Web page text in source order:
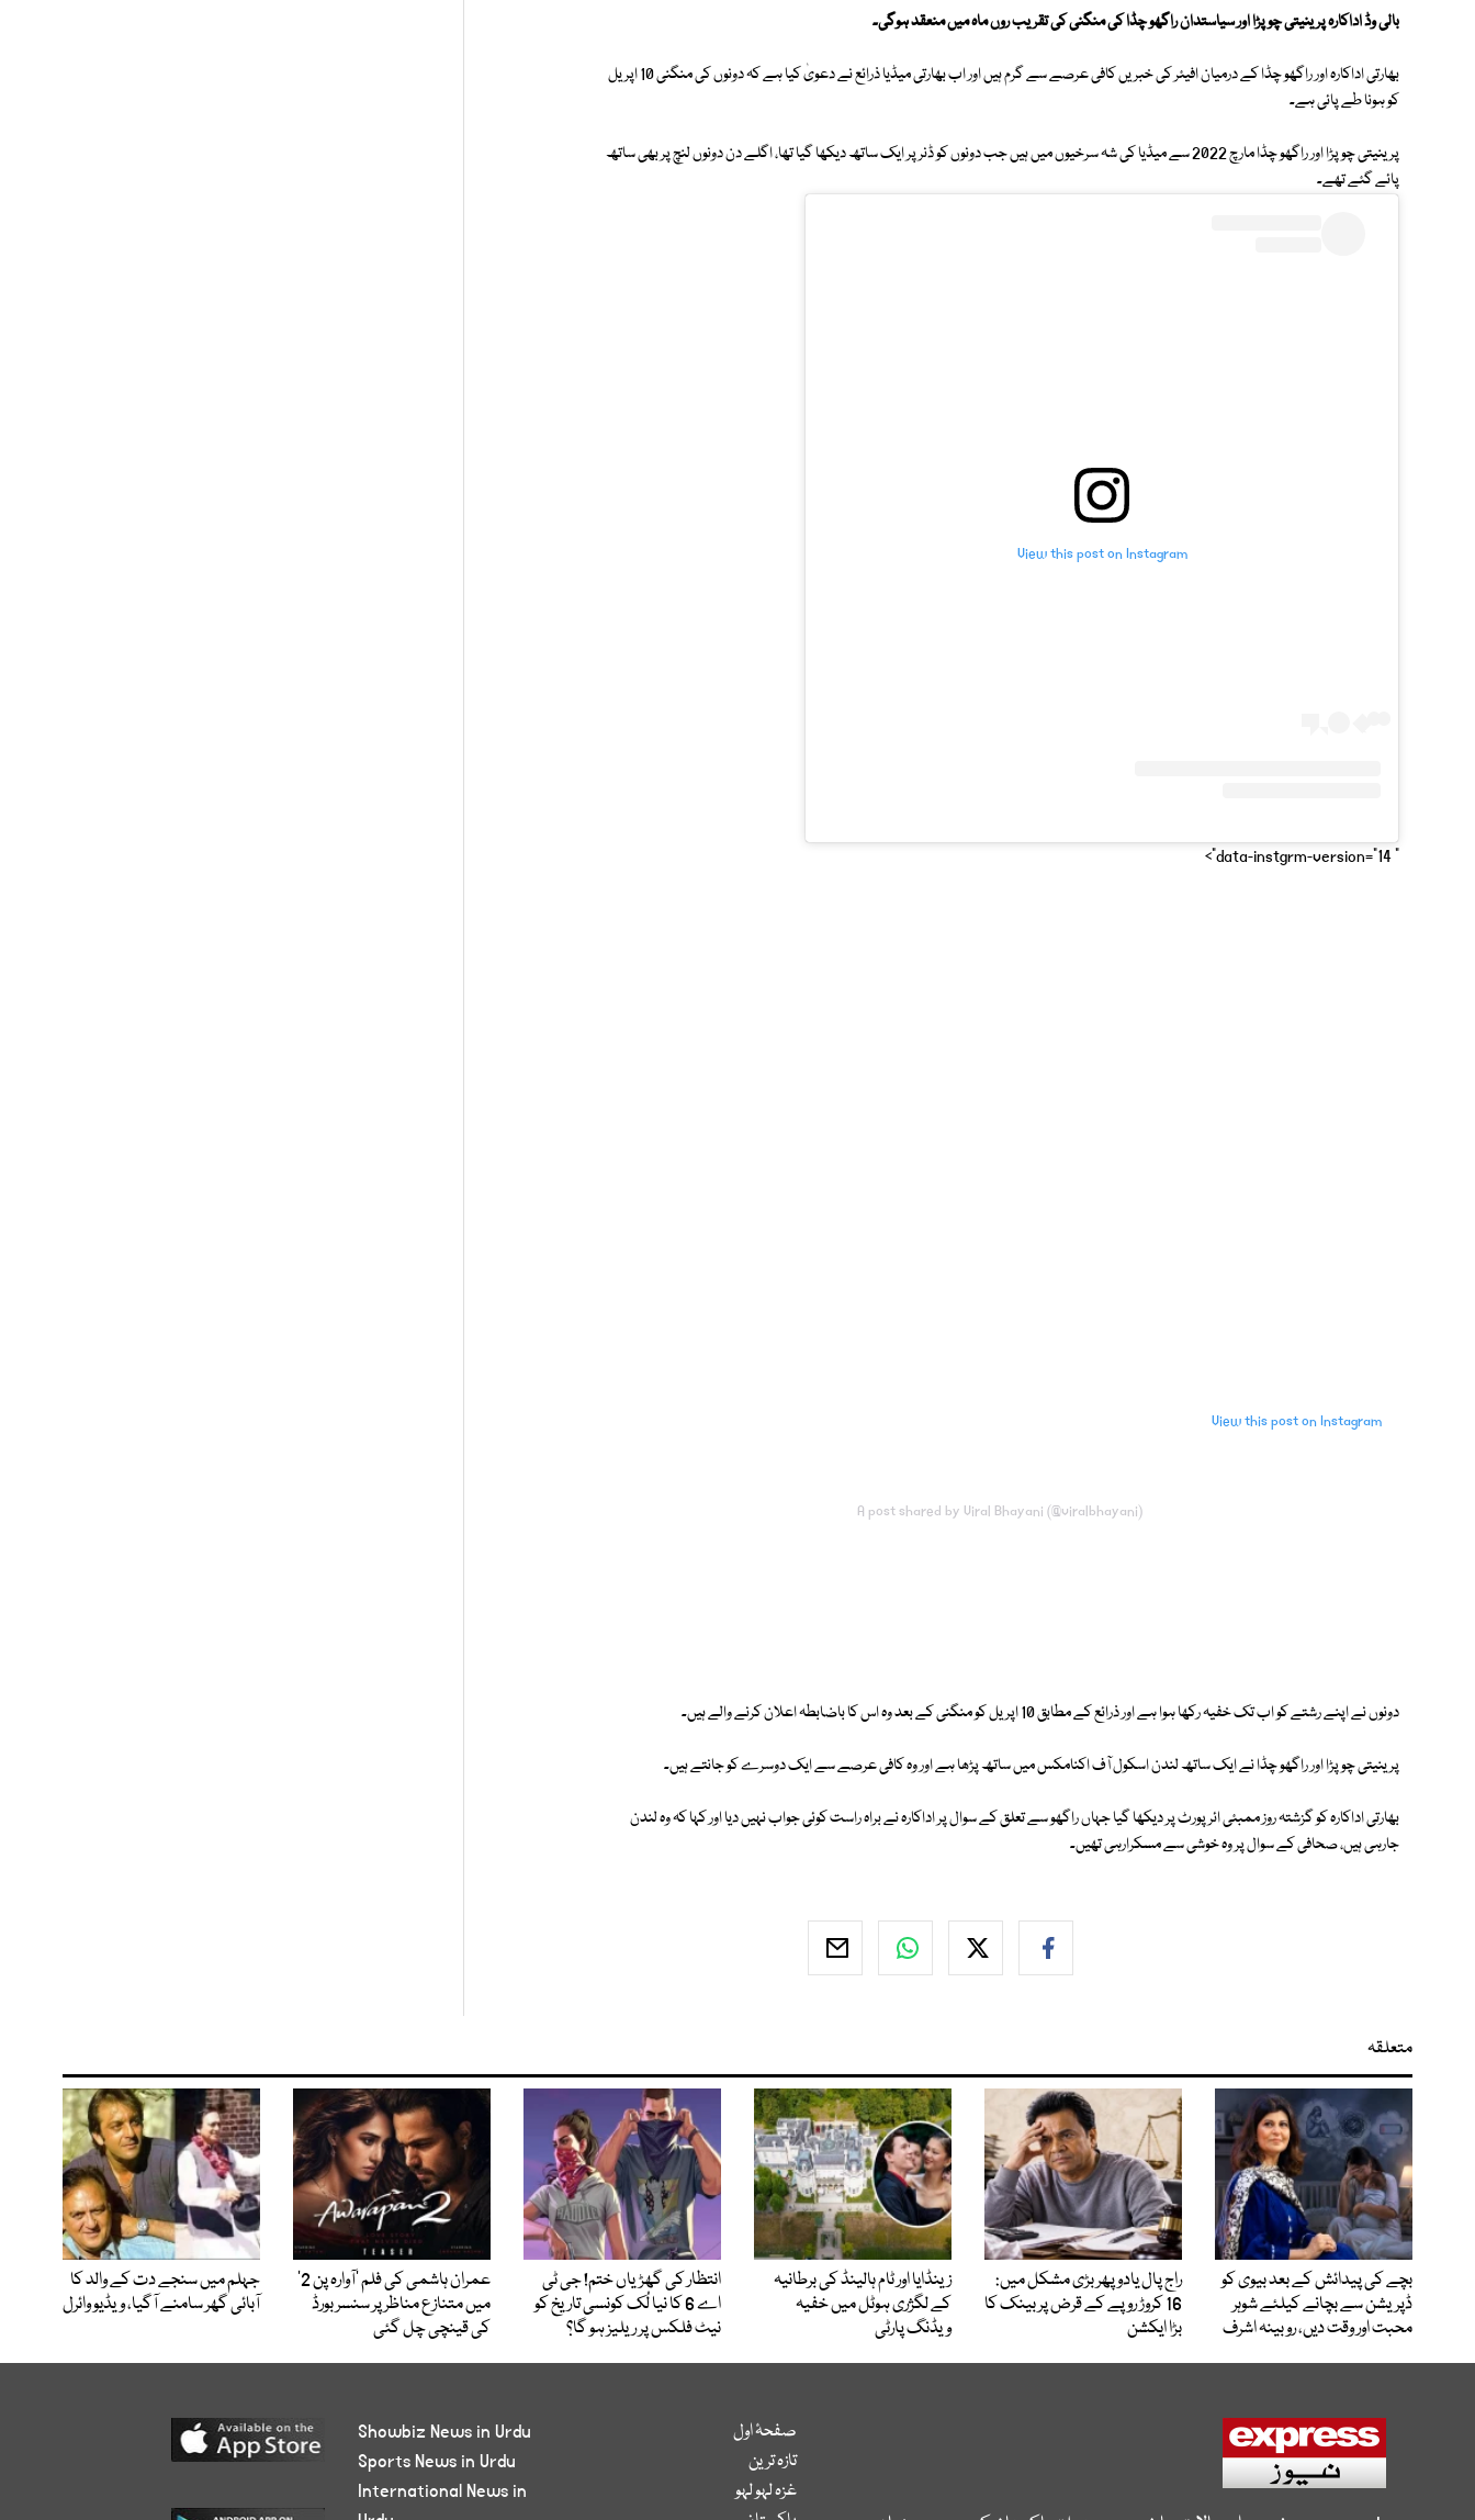
بالی وڈ اداکارہ پرینیتی چوپڑا اور سیاستدان راگھو چڈا کی منگنی کی تقریب روں ماہ میں منعقد ہوگی۔
بھارتی اداکارہ اور راگھو چڈا کے درمیان افیئر کی خبریں کافی عرصے سے گرم ہیں اور اب بھارتی میڈیا ذرائع نے دعویٰ کیا ہے کہ دونوں کی منگنی 10 اپریل
کو ہونا طے پائی ہے۔
پرینیتی چوپڑا اور راگھو چڈا مارچ 2022 سے میڈیا کی شہ سرخیوں میں ہیں جب دونوں کو ڈنر پر ایک ساتھ دیکھا گیا تھا، اگلے دن دونوں لنچ پر بھی ساتھ
پائے گئے تھے۔
View this post on Instagram
" data-instgrm-version="14">
View this post on Instagram
A post shared by Viral Bhayani (@viralbhayani)
دونوں نے اپنے رشتے کو اب تک خفیہ رکھا ہوا ہے اور ذرائع کے مطابق 10 اپریل کو منگنی کے بعد وہ اس کا باضابطہ اعلان کرنے والے ہیں۔
پرینیتی چوپڑا اور راگھو چڈا نے ایک ساتھ لندن اسکول آف اکنامکس میں ساتھ پڑھا ہے اور وہ کافی عرصے سے ایک دوسرے کو جانتے ہیں۔
بھارتی اداکارہ کو گزشتہ روز ممبئی ائرپورٹ پر دیکھا گیا جہاں راگھو سے تعلق کے سوال پر اداکارہ نے براہ راست کوئی جواب نہیں دیا اور کہا کہ وہ لندن
جارہی ہیں، صحافی کے سوال پر وہ خوشی سے مسکرارہی تھیں۔
متعلقہ
بچے کی پیدائش کے بعد بیوی کو
ڈپریشن سے بچانے کیلئے شوہر
محبت اور وقت دیں، روبینہ اشرف
راج پال یادو پھر بڑی مشکل میں:
16 کروڑ روپے کے قرض پر بینک کا
بڑا ایکشن
زینڈایا اور ٹام ہالینڈ کی برطانیہ
کے لگژری ہوٹل میں خفیہ
ویڈنگ پارٹی
انتظار کی گھڑیاں ختم! جی ٹی
اے 6 کا نیا لُک کونسی تاریخ کو
نیٹ فلکس پر ریلیز ہو گا؟
عمران ہاشمی کی فلم ’آوارہ پن 2‘
میں متنازع مناظر پر سنسر بورڈ
کی قینچی چل گئی
جہلم میں سنجے دت کے والد کا
آبائی گھر سامنے آگیا، ویڈیو وائرل
صفحۂ اول
تازہ ترین
غزہ لہو لہو
Showbiz News in Urdu
Sports News in Urdu
International News in